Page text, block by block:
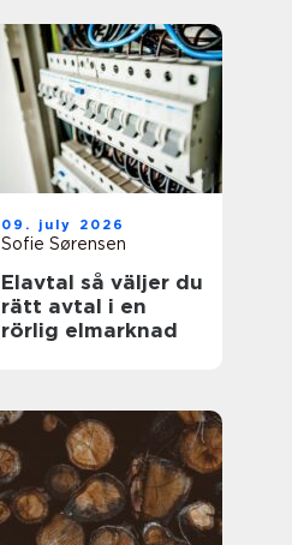
09. july 2026
Sofie Sørensen
Elavtal så väljer du
rätt avtal i en
rörlig elmarknad